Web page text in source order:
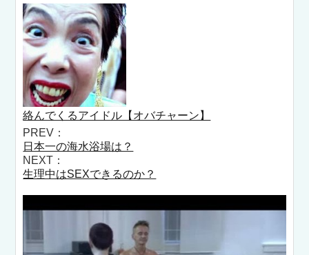
絡んでくるアイドル【オバチャーン】
PREV：
日本一の海水浴場は？
NEXT：
生理中はSEXできるのか？